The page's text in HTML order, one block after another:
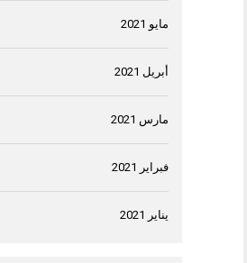
مايو 2021
أبريل 2021
مارس 2021
فبراير 2021
يناير 2021